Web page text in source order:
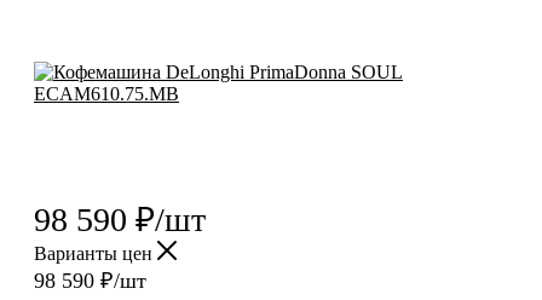
98 590 ₽/шт
Варианты цен
98 590 ₽/шт